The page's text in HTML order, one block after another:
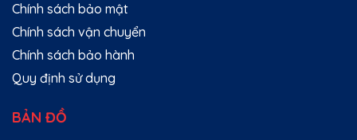
Chính sách bảo mật
Chính sách vận chuyển
Chính sách bảo hành
Quy định sử dụng
BẢN ĐỒ